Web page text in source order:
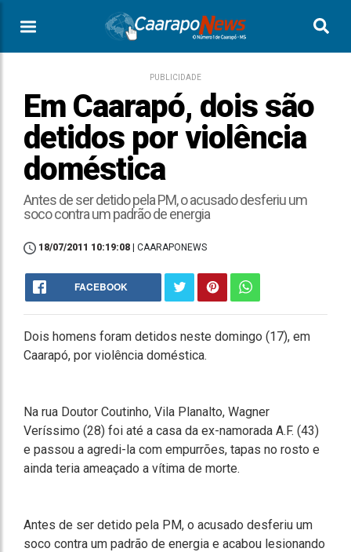
PUBLICIDADE
Em Caarapó, dois são
detidos por violência
doméstica
Antes de ser detido pela PM, o acusado desferiu um
soco contra um padrão de energia
18/07/2011 10:19:08 | CAARAPONEWS
FACEBOOK
Dois homens foram detidos neste domingo (17), em
Caarapó, por violência doméstica.
Na rua Doutor Coutinho, Vila Planalto, Wagner
Veríssimo (28) foi até a casa da ex-namorada A.F. (43)
e passou a agredi-la com empurrões, tapas no rosto e
ainda teria ameaçado a vítima de morte.
Antes de ser detido pela PM, o acusado desferiu um
soco contra um padrão de energia e acabou lesionando